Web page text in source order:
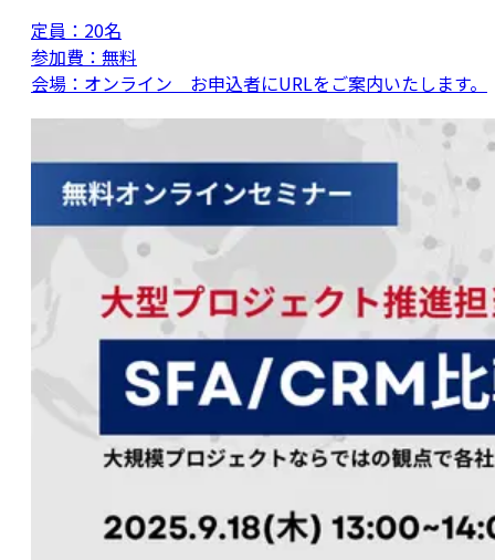
定員： 20名
参加費： 無料
会場： オンライン お申込者にURLをご案内いたします。